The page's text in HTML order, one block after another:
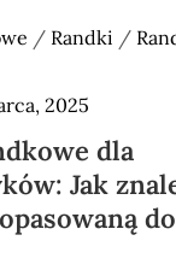
/ Randki /
2025
dla
Jak